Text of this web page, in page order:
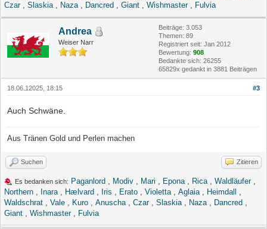
Czar, Slaskia, Naza, Dancred , Giant , Wishmaster, Fulvia
Andrea
Weiser Narr
Beiträge: 3.053
Themen: 89
Registriert seit: Jan 2012
Bewertung: 908
Bedankte sich: 26255
65829x gedankt in 3881 Beiträgen
#3
18.06.12025, 18:15
Auch Schwäne.
Aus Tränen Gold und Perlen machen
Suchen Zitieren
Es bedanken sich: Paganlord , Modiv , Mari , Epona, Rica, Waldläufer,
Northern , Inara, Hælvard , Iris , Erato , Violetta, Aglaia, Heimdall
,
Waldschrat , Vale , Kuro , Anuscha, Czar, Slaskia, Naza, Dancred ,
Giant , Wishmaster, Fulvia